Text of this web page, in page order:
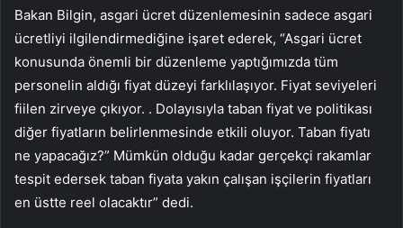
Bakan Bilgin, asgari ücret düzenlemesinin sadece asgari
ücretliyi ilgilendirmediğine işaret ederek, “Asgari ücret
konusunda önemli bir düzenleme yaptığımızda tüm
personelin aldığı fiyat düzeyi farklılaşıyor. Fiyat seviyeleri
fiilen zirveye çıkıyor. . Dolayısıyla taban fiyat ve politikası
diğer fiyatların belirlenmesinde etkili oluyor. Taban fiyatı
ne yapacağız?” Mümkün olduğu kadar gerçekçi rakamlar
tespit edersek taban fiyata yakın çalışan işçilerin fiyatları
en üstte reel olacaktır” dedi.